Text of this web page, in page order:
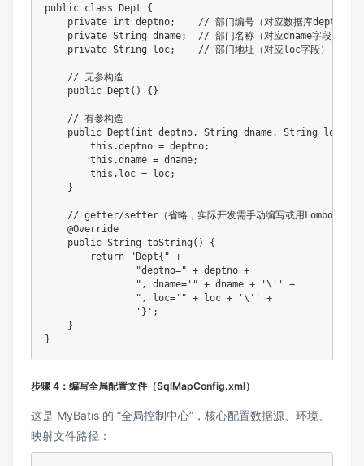
public class Dept {
private int deptno;    // 部门编号（对应数据库dept表的
    private String dname;  // 部门名称（对应dname字段）
    private String loc;    // 部门地址（对应loc字段）
    // 无参构造
    public Dept() {}
    // 有参构造
    public Dept(int deptno, String dname, String loc) {
        this.deptno = deptno;
        this.dname = dname;
        this.loc = loc;
    }
// getter/setter（省略，实际开发需手动编写或用Lombok简化
    @Override
    public String toString() {
        return "Dept{" +
                "deptno=" + deptno +
                ", dname='" + dname + '\'' +
                ", loc='" + loc + '\'' +
                '}';
    }
步骤 4：编写全局配置文件（SqlMapConfig.xml）
这是 MyBatis 的 “全局控制中心”，核心配置数据源、环境、
映射文件路径：